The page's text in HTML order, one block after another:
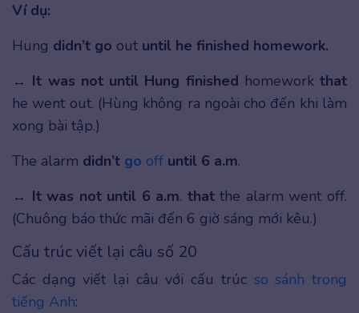
Ví dụ:
Hung didn’t go out until he finished homework.
↔ It was not until Hung finished homework that
he went out. (Hùng không ra ngoài cho đến khi làm
xong bài tập.)
The alarm didn’t go off until 6 a.m.
↔ It was not until 6 a.m. thatthe alarm went off.
(Chuông báo thức mãi đến 6 giờ sáng mới kêu.)
Cấu trúc viết lại câu số 20
Các dạng viết lại câu với cấu trúc so sánh trong
tiếng Anh: